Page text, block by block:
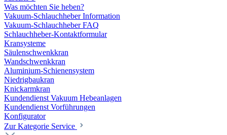
Was möchten Sie heben?
Vakuum-Schlauchheber Information
Vakuum-Schlauchheber FAQ
Schlauchheber-Kontaktformular
Kransysteme
Säulenschwenkkran
Wandschwenkkran
Aluminium-Schienensystem
Niedrigbaukran
Knickarmkran
Kundendienst Vakuum Hebeanlagen
Kundendienst Vorführungen
Konfigurator
Zur Kategorie Service